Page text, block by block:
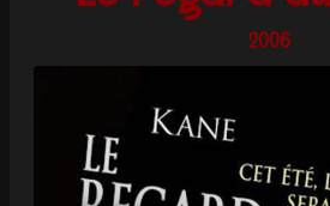
2006